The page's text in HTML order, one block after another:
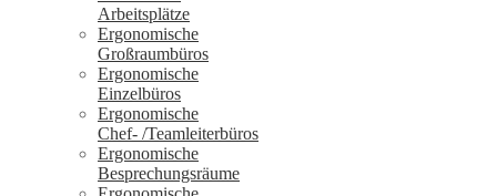
Arbeitsplätze
Ergonomische
Großraumbüros
Ergonomische
Einzelbüros
Ergonomische
Chef- /Teamleiterbüros
Ergonomische
Besprechungsräume